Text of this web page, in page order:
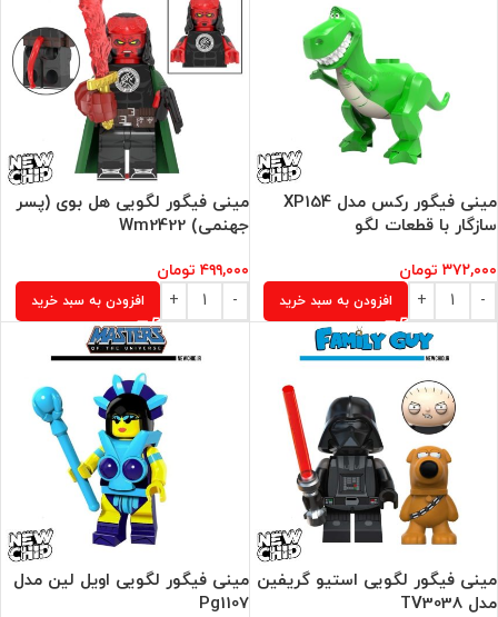
مینی فیگور رکس مدل XP154
سازگار با قطعات لگو
۳۷۲,۰۰۰ تومان
افزودن به سبد خرید
مینی فیگور لگویی هل بوی (پسر
جهنمی) Wm2422
۴۹۹,۰۰۰ تومان
افزودن به سبد خرید
مینی فیگور لگویی استیو گریفین
مدل TV3038
مینی فیگور لگویی اویل لین مدل
Pg1107